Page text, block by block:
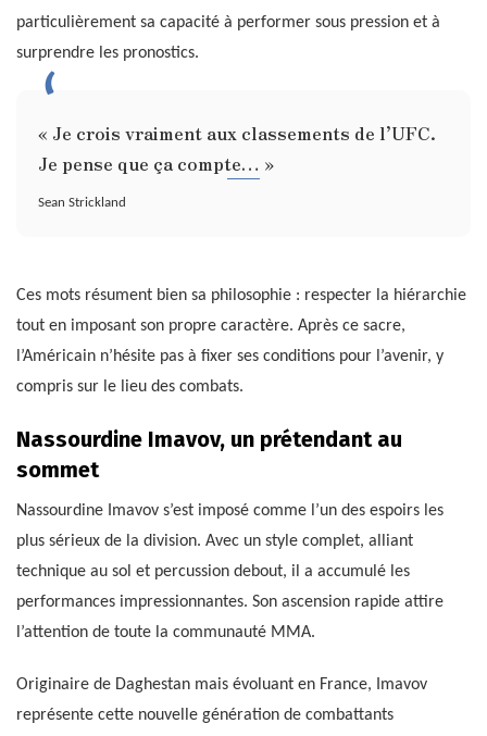
particulièrement sa capacité à performer sous pression et à
surprendre les pronostics.
« Je crois vraiment aux classements de l’UFC.
Je pense que ça compte… »
Sean Strickland
Ces mots résument bien sa philosophie : respecter la hiérarchie
tout en imposant son propre caractère. Après ce sacre,
l’Américain n’hésite pas à fixer ses conditions pour l’avenir, y
compris sur le lieu des combats.
Nassourdine Imavov, un prétendant au
sommet
Nassourdine Imavov s’est imposé comme l’un des espoirs les
plus sérieux de la division. Avec un style complet, alliant
technique au sol et percussion debout, il a accumulé les
performances impressionnantes. Son ascension rapide attire
l’attention de toute la communauté MMA.
Originaire de Daghestan mais évoluant en France, Imavov
représente cette nouvelle génération de combattants